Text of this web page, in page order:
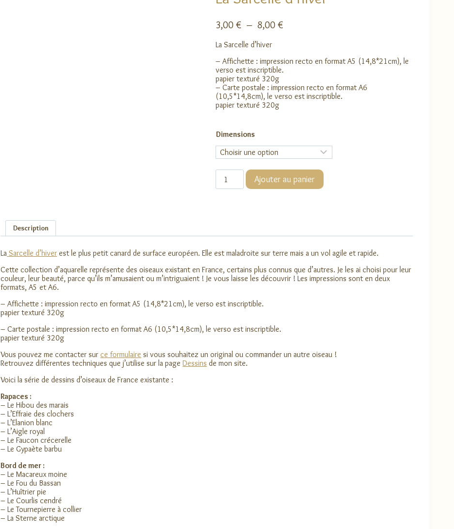
3,00 € – 8,00 €Plage
3,00 €
à
La Sarcelle d’hiver
– Affichette : impression recto en format A5 (14,8*21cm), le
verso est inscriptible.
papier texturé 320g
– Carte postale : impression recto en format A6
(10,5*14,8cm), le verso est inscriptible.
papier texturé 320g
Dimensions
quantité
La
Ajouter au panier
Description
La Sarcelle d’hiver est le plus petit canard de surface européen. Elle est maladroite sur terre mais a un vol agile et rapide.
Cette collection d’aquarelle représente des oiseaux existant en France, certains plus connus que d’autres. Je les ai choisi pour leur
couleur, leur beauté, parce qu’ils m’amusaient ou m’intriguaient ! Je vous laisse les découvrir ! Les impressions sont en deux
formats, A5 et A6.
– Affichette : impression recto en format A5 (14,8*21cm), le verso est inscriptible.
papier texturé 320g
– Carte postale : impression recto en format A6 (10,5*14,8cm), le verso est inscriptible.
papier texturé 320g
Vous pouvez me contacter sur ce formulaire si vous souhaitez un original ou commander un autre oiseau !
Retrouvez différentes techniques que j’utilise sur la pageDessins de mon site.
Voici la série de dessins d’oiseaux de France existante :
Rapaces :
– Le Hibou des marais
– L’Effraie des clochers
– L’Elanion blanc
– L’Aigle royal
– Le Faucon crécerelle
– Le Gypaète barbu
Bord de mer :
– Le Macareux moine
– Le Fou du Bassan
– L’Huîtrier pie
– Le Courlis cendré
– Le Tournepierre à collier
– La Sterne arctique